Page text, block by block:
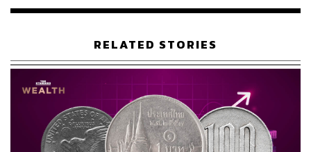
คณะกรรมการฯ ว่า ตอนตนเองเข้าสัมภาษณ์เป็นคนที่ 3 ใน
คำถามสัมภาษณ์ประกอบด้วย 4 คำถาม แบ่งเป็นคำถาม
บังคับของผู้สมัครทุกราย คือ มีวิสัยทัศน์การดำเนินนโยบาย
การเงินให้สอดประสานการทำงานกระทรวงการคลังอย่างไร
ส่วนอีก 3 คำถามเป็นคำถามสุ่มหรือจับสลากที่ผู้สมัครแต่ละ
คนจะได้คำถามที่แตกต่างกัน โดยของตนเองได้คำถามดังนี้
RELATED STORIES